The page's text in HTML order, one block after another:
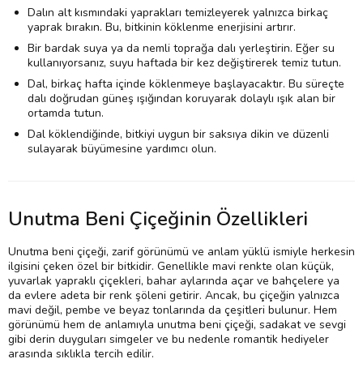
Dalın alt kısmındaki yaprakları temizleyerek yalnızca birkaç
yaprak bırakın. Bu, bitkinin köklenme enerjisini artırır.
Bir bardak suya ya da nemli toprağa dalı yerleştirin. Eğer su
kullanıyorsanız, suyu haftada bir kez değiştirerek temiz tutun.
Dal, birkaç hafta içinde köklenmeye başlayacaktır. Bu süreçte
dalı doğrudan güneş ışığından koruyarak dolaylı ışık alan bir
ortamda tutun.
Dal köklendiğinde, bitkiyi uygun bir saksıya dikin ve düzenli
sulayarak büyümesine yardımcı olun.
Unutma Beni Çiçeğinin Özellikleri
Unutma beni çiçeği, zarif görünümü ve anlam yüklü ismiyle herkesin
ilgisini çeken özel bir bitkidir. Genellikle mavi renkte olan küçük,
yuvarlak yapraklı çiçekleri, bahar aylarında açar ve bahçelere ya
da evlere adeta bir renk şöleni getirir. Ancak, bu çiçeğin yalnızca
mavi değil, pembe ve beyaz tonlarında da çeşitleri bulunur. Hem
görünümü hem de anlamıyla unutma beni çiçeği, sadakat ve sevgi
gibi derin duyguları simgeler ve bu nedenle romantik hediyeler
arasında sıklıkla tercih edilir.